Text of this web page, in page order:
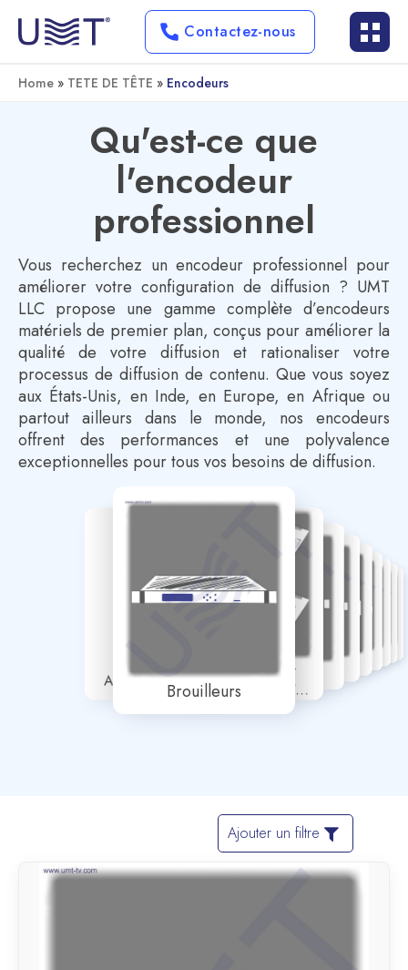
Contactez-nous
Home » TETE DE TÊTE » Encodeurs
Qu'est-ce que
l'encodeur
professionnel
Vous recherchez un encodeur professionnel pour
améliorer votre configuration de diffusion ? UMT
LLC propose une gamme complète d’encodeurs
matériels de premier plan, conçus pour améliorer la
qualité de votre diffusion et rationaliser votre
processus de diffusion de contenu. Que vous soyez
aux États-Unis, en Inde, en Europe, en Afrique ou
partout ailleurs dans le monde, nos encodeurs
offrent des performances et une polyvalence
exceptionnelles pour tous vos besoins de diffusion.
Amplificateurs UHF
Brouilleurs
Cartes DVB Pour
Équipements TV
Professionnels
Convertisseurs
Distribution RF
Mélangeurs
Modulatrices
Multiplexeurs
Récepteurs
Streamers IP
Ajouter un filtre